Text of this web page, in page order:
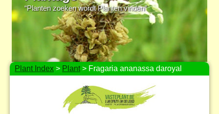
“Planten zoeken wordt Planten vinden”
Plant Index > Plant> Fragaria ananassa daroyal